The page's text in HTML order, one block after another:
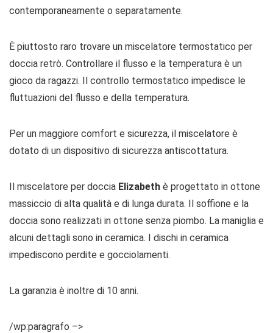
contemporaneamente o separatamente.
È piuttosto raro trovare un miscelatore termostatico per
doccia retrò. Controllare il flusso e la temperatura è un
gioco da ragazzi. Il controllo termostatico impedisce le
fluttuazioni del flusso e della temperatura.
Per un maggiore comfort e sicurezza, il miscelatore è
dotato di un dispositivo di sicurezza antiscottatura.
Il miscelatore per doccia Elizabeth è progettato in ottone
massiccio di alta qualità e di lunga durata. Il soffione e la
doccia sono realizzati in ottone senza piombo. La maniglia e
alcuni dettagli sono in ceramica. I dischi in ceramica
impediscono perdite e gocciolamenti.
La garanzia è inoltre di 10 anni.
/wp:paragrafo –>